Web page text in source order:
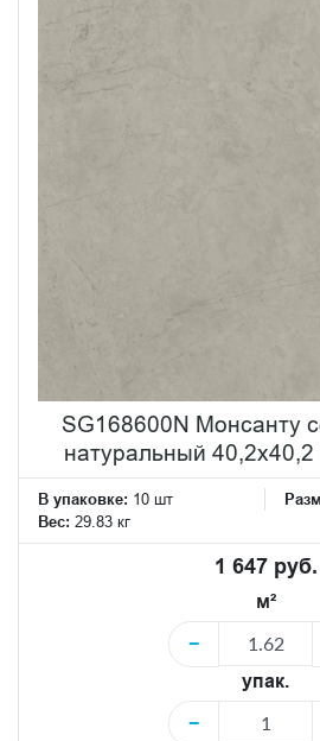
SG168600N Монсанту
натуральный 40,2х40,2
В упаковке: 10 шт
Вес: 29.83 кг
1 647 руб.
м²
−
упак.
−